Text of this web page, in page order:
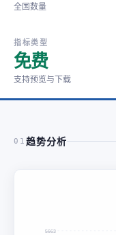
全国数量
指标类型
免费
支持预览与下载
01 趋势分析
5663